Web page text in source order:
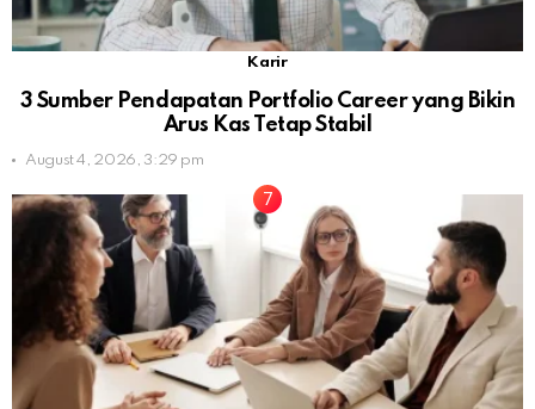
Karir
3 Sumber Pendapatan Portfolio Career yang Bikin
Arus Kas Tetap Stabil
August 4, 2026, 3:29 pm